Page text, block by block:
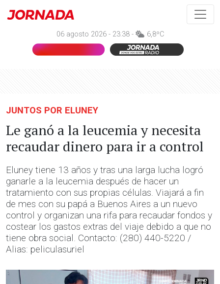
06 agosto 2026 - 23:38 - 6,8ºC
JUNTOS POR ELUNEY
Le ganó a la leucemia y necesita
recaudar dinero para ir a control
Eluney tiene 13 años y tras una larga lucha logró
ganarle a la leucemia después de hacer un
tratamiento con sus propias células. Viajará a fin
de mes con su papá a Buenos Aires a un nuevo
control y organizan una rifa para recaudar fondos y
costear los gastos extras del viaje debido a que no
tiene obra social. Contacto: (280) 440-5220 /
Alias: peliculasuriel